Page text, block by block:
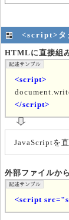
<script>タ
HTMLに直接組
<script>
</script>
JavaScriptを
外部ファイルか
<script